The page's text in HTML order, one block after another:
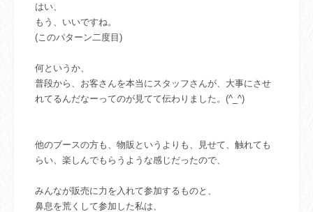
はい、
もう、いいですね。
(このパターン二度目)
何というか、
普段から、お客さんを本当にスタッフさんが、大事にさせ
れてるんだなーってのが見てて伝わりました。(^_^)
他のブースの方も、物販というよりも、見せて、触れても
らい、楽しんでもらうような感じだったので、
みんなが販売に力を入れて参加するものと、
鼻息を荒くして参加した私は、